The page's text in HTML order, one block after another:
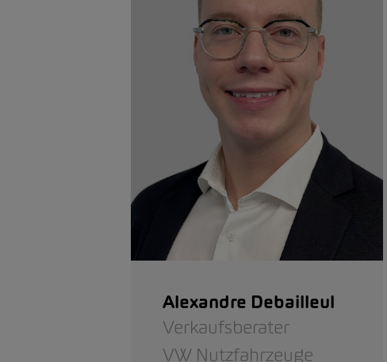
Alexandre Debailleul
Verkaufsberater
VW Nutzfahrzeuge